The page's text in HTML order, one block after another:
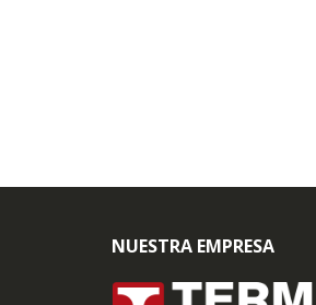
NUESTRA EMPRESA